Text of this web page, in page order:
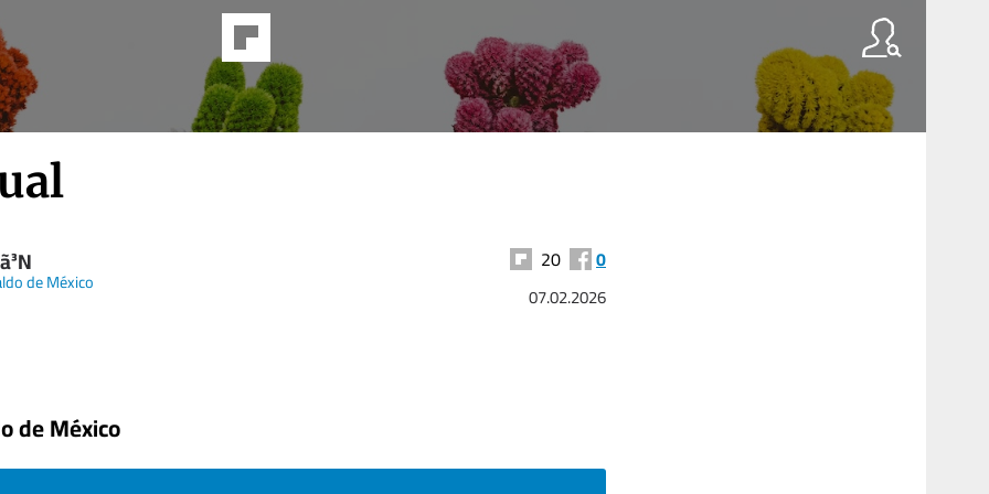
de México
20 0
07.02.2026
de México